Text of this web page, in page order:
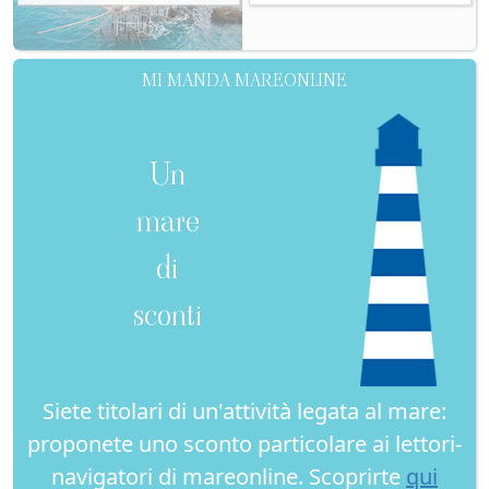
MI MANDA MAREONLINE
Un
mare
di
sconti
Siete titolari di un'attività legata al mare:
proponete uno sconto particolare ai lettori-
navigatori di mareonline. Scoprirte qui